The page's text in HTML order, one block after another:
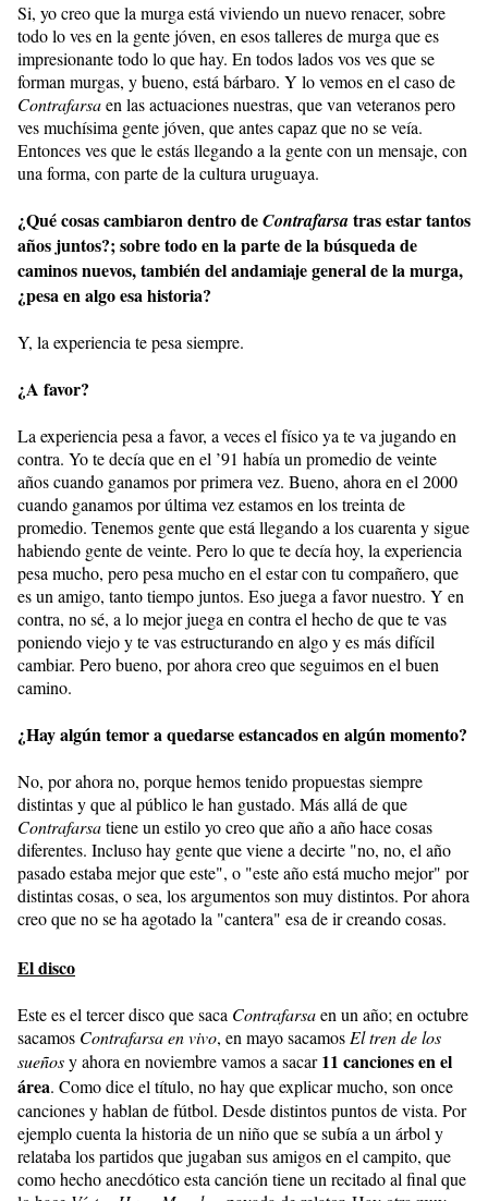
Si, yo creo que la murga está viviendo un nuevo renacer, sobre
todo lo ves en la gente jóven, en esos talleres de murga que es
impresionante todo lo que hay. En todos lados vos ves que se
forman murgas, y bueno, está bárbaro. Y lo vemos en el caso de
Contrafarsaen las actuaciones nuestras, que van veteranos pero
ves muchísima gente jóven, que antes capaz que no se veía.
Entonces ves que le estás llegando a la gente con un mensaje, con
una forma, con parte de la cultura uruguaya.
¿Qué cosas cambiaron dentro deContrafarsatras estar tantos
años juntos?; sobre todo en la parte de la búsqueda de
caminos nuevos, también del andamiaje general de la murga,
¿pesa en algo esa historia?
Y, la experiencia te pesa siempre.
¿A favor?
La experiencia pesa a favor, a veces el físico ya te va jugando en
contra. Yo te decía que en el ’91 había un promedio de veinte
años cuando ganamos por primera vez. Bueno, ahora en el 2000
cuando ganamos por última vez estamos en los treinta de
promedio. Tenemos gente que está llegando a los cuarenta y sigue
habiendo gente de veinte. Pero lo que te decía hoy, la experiencia
pesa mucho, pero pesa mucho en el estar con tu compañero, que
es un amigo, tanto tiempo juntos. Eso juega a favor nuestro. Y en
contra, no sé, a lo mejor juega en contra el hecho de que te vas
poniendo viejo y te vas estructurando en algo y es más difícil
cambiar. Pero bueno, por ahora creo que seguimos en el buen
camino.
¿Hay algún temor a quedarse estancados en algún momento?
No, por ahora no, porque hemos tenido propuestas siempre
distintas y que al público le han gustado. Más allá de que
Contrafarsatiene un estilo yo creo que año a año hace cosas
diferentes. Incluso hay gente que viene a decirte "no, no, el año
pasado estaba mejor que este", o "este año está mucho mejor" por
distintas cosas, o sea, los argumentos son muy distintos. Por ahora
creo que no se ha agotado la "cantera" esa de ir creando cosas.
El disco
Este es el tercer disco que saca Contrafarsaen un año; en octubre
sacamos Contrafarsa en vivo, en mayo sacamosEl tren de los
sueñosy ahora en noviembre vamos a sacar11 canciones en el
área. Como dice el título, no hay que explicar mucho, son once
canciones y hablan de fútbol. Desde distintos puntos de vista. Por
ejemplo cuenta la historia de un niño que se subía a un árbol y
relataba los partidos que jugaban sus amigos en el campito, que
como hecho anecdótico esta canción tiene un recitado al final que